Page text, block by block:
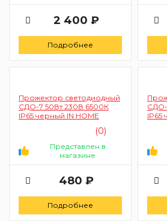
2 400 ₽
Подробнее
Прожектор светодиодный
СДО-7 50Вт 230В 6500К
IP65 черный IN HOME
(0)
Представлен в
магазине
480 ₽
Подробнее
СДО-
IP65